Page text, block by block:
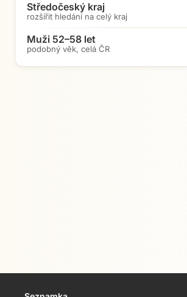
Středočeský kraj
rozšířit hledání na celý kraj
Muži 52–58 let
podobný věk, celá ČR